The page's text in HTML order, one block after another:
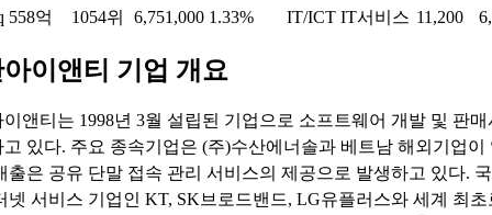
558억 1054위 6,751,000 1.33% IT/ICT IT서비스 11,200
이앤티 기업 개요
앤티는 1998년 3월 설립된 기업으로 소프트웨어 개발 및 판매
있다. 주요 종속기업은 (주)수산에너솔과 베트남 해외기업이
출은 공유 단말 접속 관리 서비스의 제공으로 발생하고 있다.
넷 서비스 기업인 KT, SK브로드밴드, LG유플러스와 세계 최초